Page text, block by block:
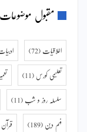
مقبول موضوعات
اخلاقیات (72)
تعلیمی کورس (11)
سلسلہ روز و شب (11)
فہم دین (189) قرآن